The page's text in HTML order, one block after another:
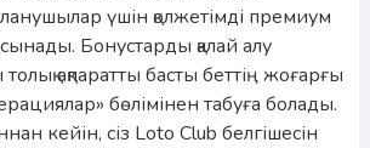
үшін қолжетімді премиум
Бонустарды қалай алу
толық ақпаратты басты беттің жоғарғы
бөлімінен табуға болады.
кейін, сіз Loto Club белгішесін